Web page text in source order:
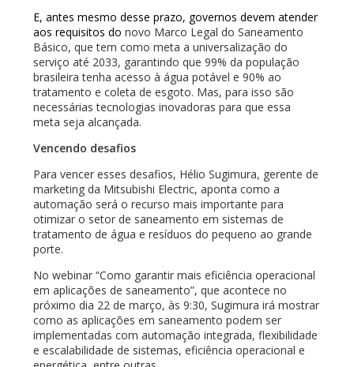
E, antes mesmo desse prazo, governos devem atender
aos requisitos donovo Marco Legal do Saneamento
Básico, que tem como meta a universalização do
serviço até 2033, garantindo que 99% da população
brasileira tenha acesso à água potável e 90% ao
tratamento e coleta de esgoto. Mas, para isso são
necessárias tecnologias inovadoras para que essa
meta seja alcançada.
Vencendo desafios
Para vencer esses desafios, Hélio Sugimura, gerente de
marketing da Mitsubishi Electric, aponta como a
automação será o recurso mais importante para
otimizar o setor de saneamento em sistemas de
tratamento de água e resíduos do pequeno ao grande
porte.
No webinar “Como garantir mais eficiência operacional
em aplicações de saneamento”, que acontece no
próximo dia 22 de março, às 9:30, Sugimura irá mostrar
como as aplicações em saneamento podem ser
implementadas com automação integrada, flexibilidade
e escalabilidade de sistemas, eficiência operacional e